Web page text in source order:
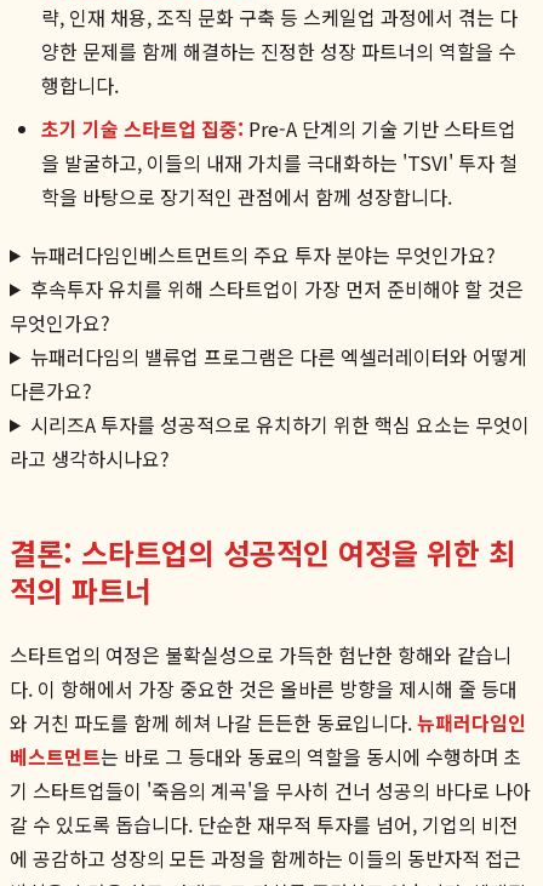
략, 인재 채용, 조직 문화 구축 등 스케일업 과정에서 겪는 다
양한 문제를 함께 해결하는 진정한 성장 파트너의 역할을 수
행합니다.
초기 기술 스타트업 집중: Pre-A 단계의 기술 기반 스타트업
을 발굴하고, 이들의 내재 가치를 극대화하는 'TSVI' 투자 철
학을 바탕으로 장기적인 관점에서 함께 성장합니다.
뉴패러다임인베스트먼트의 주요 투자 분야는 무엇인가요?
후속투자 유치를 위해 스타트업이 가장 먼저 준비해야 할 것은
무엇인가요?
뉴패러다임의 밸류업 프로그램은 다른 엑셀러레이터와 어떻게
다른가요?
시리즈A 투자를 성공적으로 유치하기 위한 핵심 요소는 무엇이
라고 생각하시나요?
결론: 스타트업의 성공적인 여정을 위한 최
적의 파트너
스타트업의 여정은 불확실성으로 가득한 험난한 항해와 같습니
다. 이 항해에서 가장 중요한 것은 올바른 방향을 제시해 줄 등대
와 거친 파도를 함께 헤쳐 나갈 든든한 동료입니다.뉴패러다임인
베스트먼트는 바로 그 등대와 동료의 역할을 동시에 수행하며 초
기 스타트업들이 '죽음의 계곡'을 무사히 건너 성공의 바다로 나아
갈 수 있도록 돕습니다. 단순한 재무적 투자를 넘어, 기업의 비전
에 공감하고 성장의 모든 과정을 함께하는 이들의 동반자적 접근